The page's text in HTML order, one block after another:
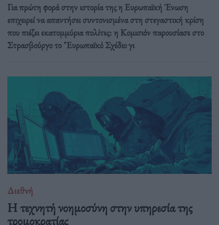
Για πρώτη φορά στην ιστορία της η Ευρωπαϊκή Ένωση
επιχειρεί να απαντήσει συντονισμένα στη στεγαστική κρίση
που πιέζει εκατομμύρια πολίτες: η Κομισιόν παρουσίασε στο
Στρασβούργο το "Ευρωπαϊκό Σχέδιο γι
Διεθνή
Η τεχνητή νοημοσύνη στην υπηρεσία της
τρομοκρατίας